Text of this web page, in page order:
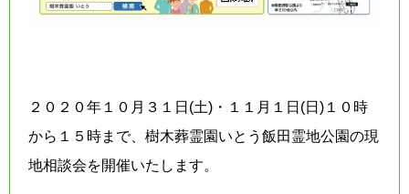
２０２０年１０月３１日(土)・１１月１日(日)１０時
から１５時まで、樹木葬霊園いとう飯田霊地公園の現
地相談会を開催いたします。